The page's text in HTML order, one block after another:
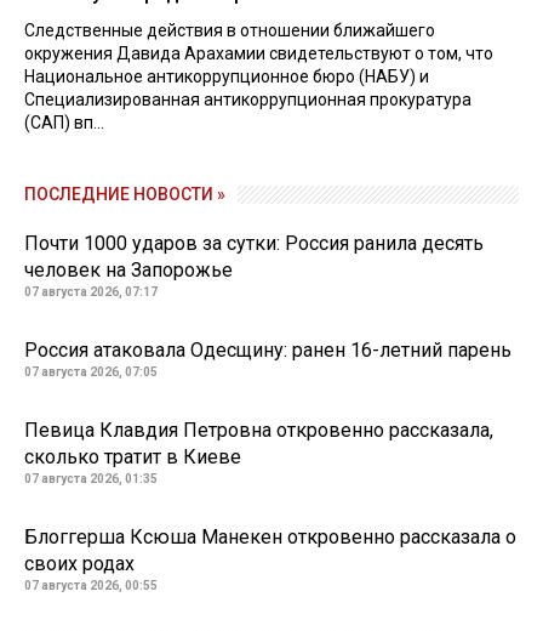
Следственные действия в отношении ближайшего
окружения Давида Арахамии свидетельствуют о том, что
Национальное антикоррупционное бюро (НАБУ) и
Специализированная антикоррупционная прокуратура
(САП) вп...
ПОСЛЕДНИЕ НОВОСТИ »
Почти 1000 ударов за сутки: Россия ранила десять
человек на Запорожье
07 августа 2026, 07:17
Россия атаковала Одесщину: ранен 16-летний парень
07 августа 2026, 07:05
Певица Клавдия Петровна откровенно рассказала,
сколько тратит в Киеве
07 августа 2026, 01:35
Блоггерша Ксюша Манекен откровенно рассказала о
своих родах
07 августа 2026, 00:55